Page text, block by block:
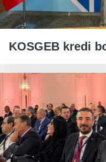
KOSGEB kredi